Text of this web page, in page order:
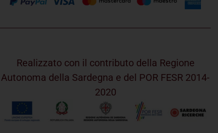
Realizzato con il contributo della Regione
Autonoma della Sardegna e del POR FESR 2014-
2020